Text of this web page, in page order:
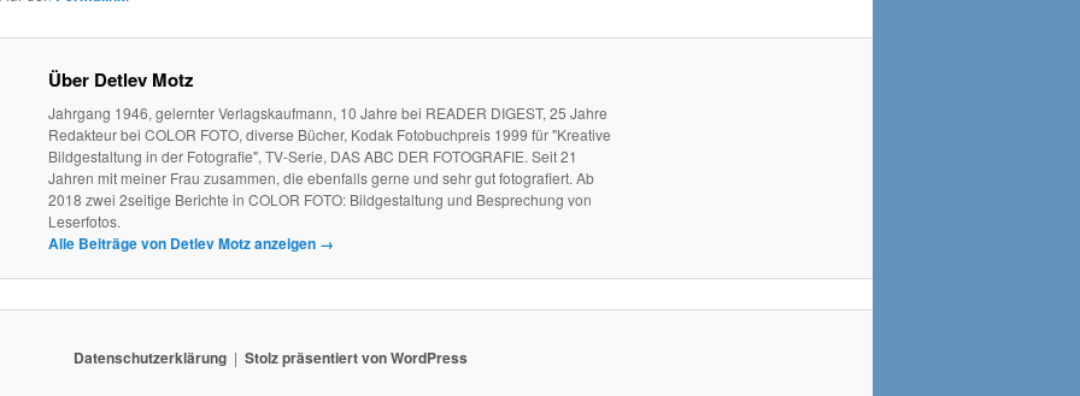
Über Detlev Motz
Jahrgang 1946, gelernter Verlagskaufmann, 10 Jahre bei READER DIGEST, 25 Jahre
Redakteur bei COLOR FOTO, diverse Bücher, Kodak Fotobuchpreis 1999 für "Kreative
Bildgestaltung in der Fotografie", TV-Serie, DAS ABC DER FOTOGRAFIE. Seit 21
Jahren mit meiner Frau zusammen, die ebenfalls gerne und sehr gut fotografiert. Ab
2018 zwei 2seitige Berichte in COLOR FOTO: Bildgestaltung und Besprechung von
Leserfotos.
Alle Beiträge von Detlev Motz anzeigen →
Datenschutzerklärung Stolz präsentiert von WordPress